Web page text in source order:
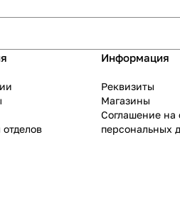
Информация
Реквизиты
Магазины
Соглашение на
персональных